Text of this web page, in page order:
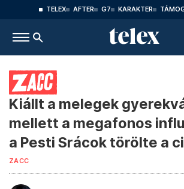
TELEX AFTER G7 KARAKTER
Kiállt a melegek
mellett a megafonos
a Pesti Srácok törölte a
ZACC